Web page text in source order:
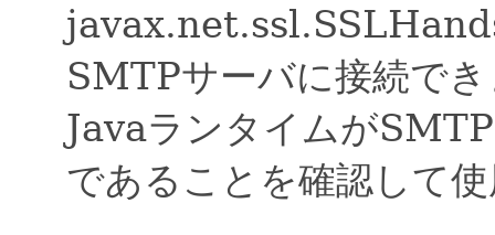
SMTPサーバに接続で
Javaランタイムが
であることを確認して